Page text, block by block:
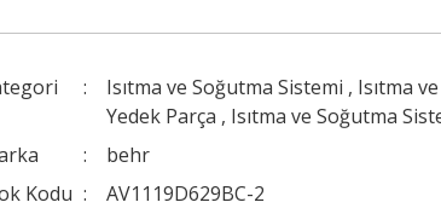
Isıtma ve Soğutma Sistemi , Isıtma
Yedek Parça , Isıtma ve Soğutma
behr
Kodu
AV1119D629BC-2